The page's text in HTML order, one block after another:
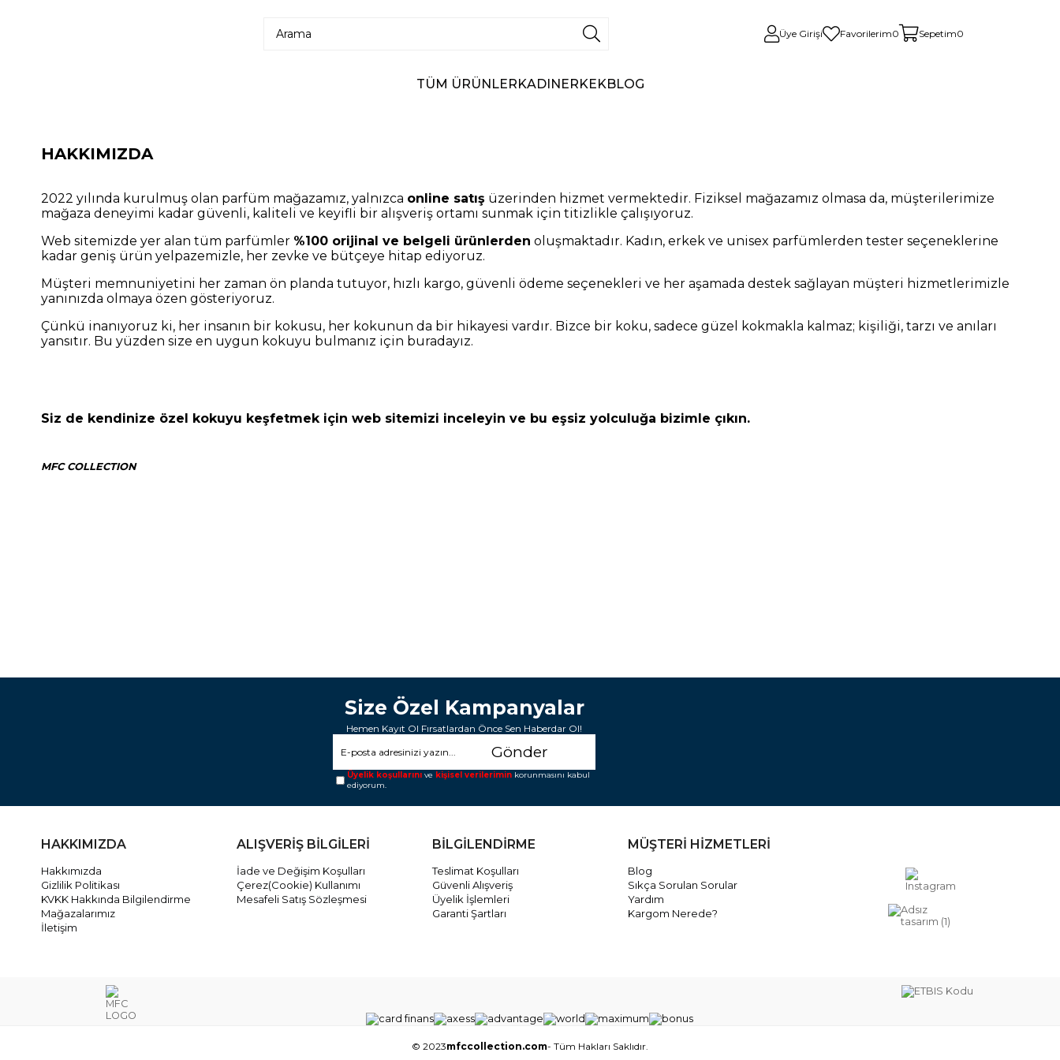
Üye Girişi Favorilerim0 Sepetim0
TÜM ÜRÜNLERKADINERKEKBLOG
HAKKIMIZDA
2022 yılında kurulmuş olan parfüm mağazamız, yalnızca online satış üzerinden hizmet vermektedir. Fiziksel mağazamız olmasa da, müşterilerimize
mağaza deneyimi kadar güvenli, kaliteli ve keyifli bir alışveriş ortamı sunmak için titizlikle çalışıyoruz.
Web sitemizde yer alan tüm parfümler %100 orijinal ve belgeli ürünlerden oluşmaktadır. Kadın, erkek ve unisex parfümlerden tester seçeneklerine
kadar geniş ürün yelpazemizle, her zevke ve bütçeye hitap ediyoruz.
Müşteri memnuniyetini her zaman ön planda tutuyor, hızlı kargo, güvenli ödeme seçenekleri ve her aşamada destek sağlayan müşteri hizmetlerimizle
yanınızda olmaya özen gösteriyoruz.
Çünkü inanıyoruz ki, her insanın bir kokusu, her kokunun da bir hikayesi vardır. Bizce bir koku, sadece güzel kokmakla kalmaz; kişiliği, tarzı ve anıları
yansıtır. Bu yüzden size en uygun kokuyu bulmanız için buradayız.
Siz de kendinize özel kokuyu keşfetmek için web sitemizi inceleyin ve bu eşsiz yolculuğa bizimle çıkın.
MFC COLLECTION
Size Özel Kampanyalar
Hemen Kayıt Ol Fırsatlardan Önce Sen Haberdar Ol!
Gönder
Üyelik koşullarını ve kişisel verilerimin korunmasını kabul
ediyorum.
HAKKIMIZDA
Hakkımızda
Gizlilik Politikası
KVKK Hakkında Bilgilendirme
Mağazalarımız
İletişim
ALIŞVERİŞ BİLGİLERİ
İade ve Değişim Koşulları
Çerez(Cookie) Kullanımı
Mesafeli Satış Sözleşmesi
BİLGİLENDİRME
Teslimat Koşulları
Güvenli Alışveriş
Üyelik İşlemleri
Garanti Şartları
MÜŞTERİ HİZMETLERİ
Blog
Sıkça Sorulan Sorular
Yardım
Kargom Nerede?
© 2023mfccollection.com- Tüm Hakları Saklıdır.